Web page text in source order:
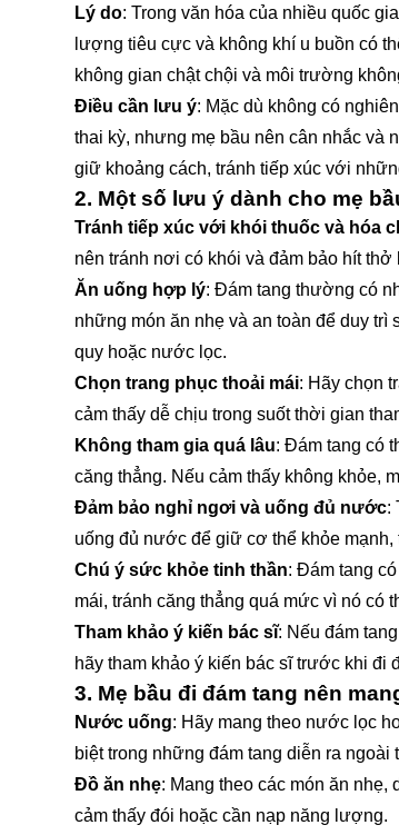
Lý do: Trong văn hóa của nhiều quốc
lượng tiêu cực và không khí u buồn có
không gian chật chội và môi trường
Điều cần lưu ý: Mặc dù không có
thai kỳ, nhưng mẹ bầu nên cân nhắc và
giữ khoảng cách, tránh tiếp xúc với
2. Một số lưu ý dành cho mẹ
Tránh tiếp xúc với khói thuốc và hóa
nên tránh nơi có khói và đảm bảo hít thở
Ăn uống hợp lý: Đám tang thường có
những món ăn nhẹ và an toàn để duy trì
quy hoặc nước lọc.
Chọn trang phục thoải mái: Hãy chọn
cảm thấy dễ chịu trong suốt thời gian
Không tham gia quá lâu: Đám tang có
căng thẳng. Nếu cảm thấy không khỏe,
Đảm bảo nghỉ ngơi và uống đủ nước:
uống đủ nước để giữ cơ thể khỏe
Chú ý sức khỏe tinh thần: Đám tang
mái, tránh căng thẳng quá mức vì nó có
Tham khảo ý kiến bác sĩ: Nếu đám
hãy tham khảo ý kiến bác sĩ trước khi đi
3. Mẹ bầu đi đám tang nên
Nước uống: Hãy mang theo nước lọc
biệt trong những đám tang diễn ra ngoài
Đồ ăn nhẹ: Mang theo các món ăn
cảm thấy đói hoặc cần nạp năng lượng.